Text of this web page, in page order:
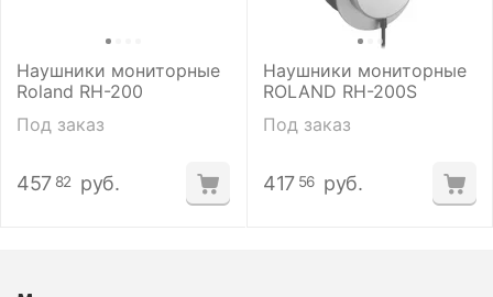
Наушники мониторные
Roland RH-200
Под заказ
457 82 руб.
Наушники мониторные
ROLAND RH-200S
Под заказ
417 56 руб.